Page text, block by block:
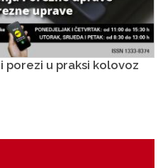
porezi u praksi kolovoz